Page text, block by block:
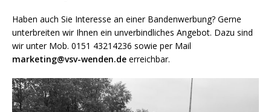
Haben auch Sie Interesse an einer Bandenwerbung? Gerne
unterbreiten wir Ihnen ein unverbindliches Angebot. Dazu sind
wir unter Mob. 0151 43214236 sowie per Mail
marketing@vsv-wenden.de erreichbar.